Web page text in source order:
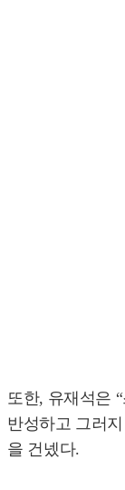
또한, 유재석은
반성하고 그러
을 건넸다.